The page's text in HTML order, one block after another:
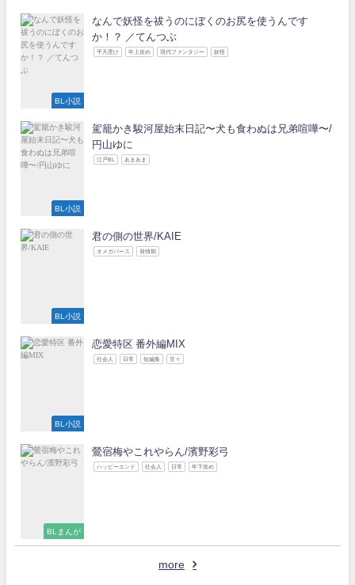
BL小説
なんで妖怪を祓うのにぼくのお尻を使うんです
か！？ ／てんつぶ
平凡受け 年上攻め 現代ファンタジー 妖怪
BL小説
駕籠かき駿河屋始末日記〜犬も食わぬは兄弟喧嘩〜/
円山ゆに
江戸BL あまあま
BL小説
君の側の世界/KAIE
オメガバース 発情期
BL小説
恋愛特区 番外編MIX
社会人 日常 短編集 甘々
BLまんが
鶯宿梅やこれやらん/濱野彩弓
ハッピーエンド 社会人 日常 年下攻め
more